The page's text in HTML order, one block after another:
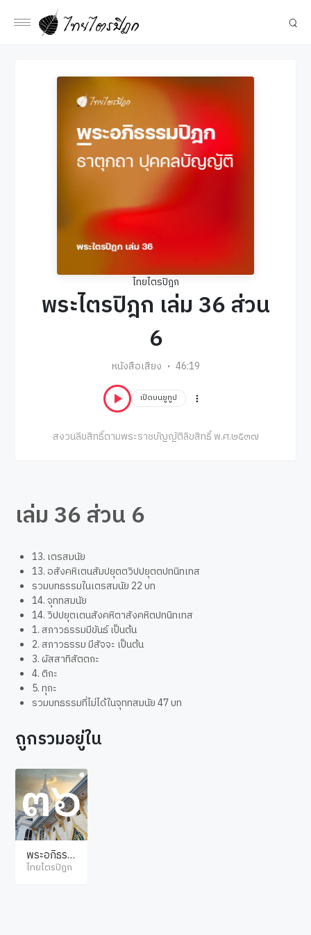
ไทยไตรปิฎก
พระไตรปิฎก เล่ม 36 ส่วน
6
หนังสือเสียง 46:19
เปิดบนยูทูป
สงวนลิขสิทธิ์ตามพระราชบัญญัติลิขสิทธิ์ พ.ศ.๒๕๓๗
เล่ม 36 ส่วน 6
13. เตรสมนัย
13. อสังคหิเตนสัมปยุตตวิปปยุตตปทนิทเทส
รวมบทธรรมในเตรสมนัย 22 บท
14. จุททสมนัย
14. วิปปยุตเตนสังคหิตาสังคหิตปทนิทเทส
1. สภาวธรรมมีขันธ์ เป็นต้น
2. สภาวธรรม มีสัจจะ เป็นต้น
3. ผัสสาทิสัตตกะ
4. ติกะ
5. ทุกะ
รวมบทธรรมที่ไม่ได้ในจุททสมนัย 47 บท
ถูกรวมอยู่ใน
พระอภิธรร
มปิฎก ธาตุ
ไทยไตรปิฎก